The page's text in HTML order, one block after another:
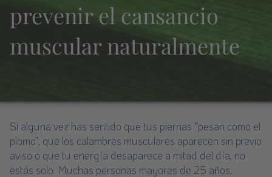
prevenir el cansancio
muscular naturalmente
Si alguna vez has sentido que tus piernas “pesan como el
plomo”, que los calambres musculares aparecen sin previo
aviso o que tu energía desaparece a mitad del día, no
estás solo. Muchas personas mayores de 25 años,